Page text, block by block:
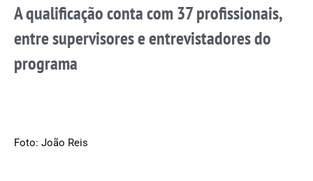
A qualificação conta com 37 profissionais,
entre supervisores e entrevistadores do
programa
Foto: João Reis